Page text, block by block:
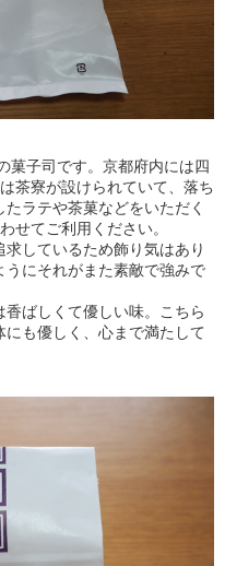
菓子司です。京都府内には四
茶寮が設けられていて、落ち
ラテや茶菓などをいただく
せてご利用ください。
しているため飾り気はあり
うにそれがまた素敵で強みで
ばしくて優しい味。こちら
も優しく、心まで満たして